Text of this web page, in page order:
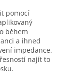
pomocí
během
a ihned
impedance.
najít to